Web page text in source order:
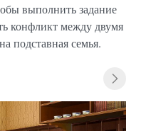
выполнить задание
конфликт между двумя
подставная семья.